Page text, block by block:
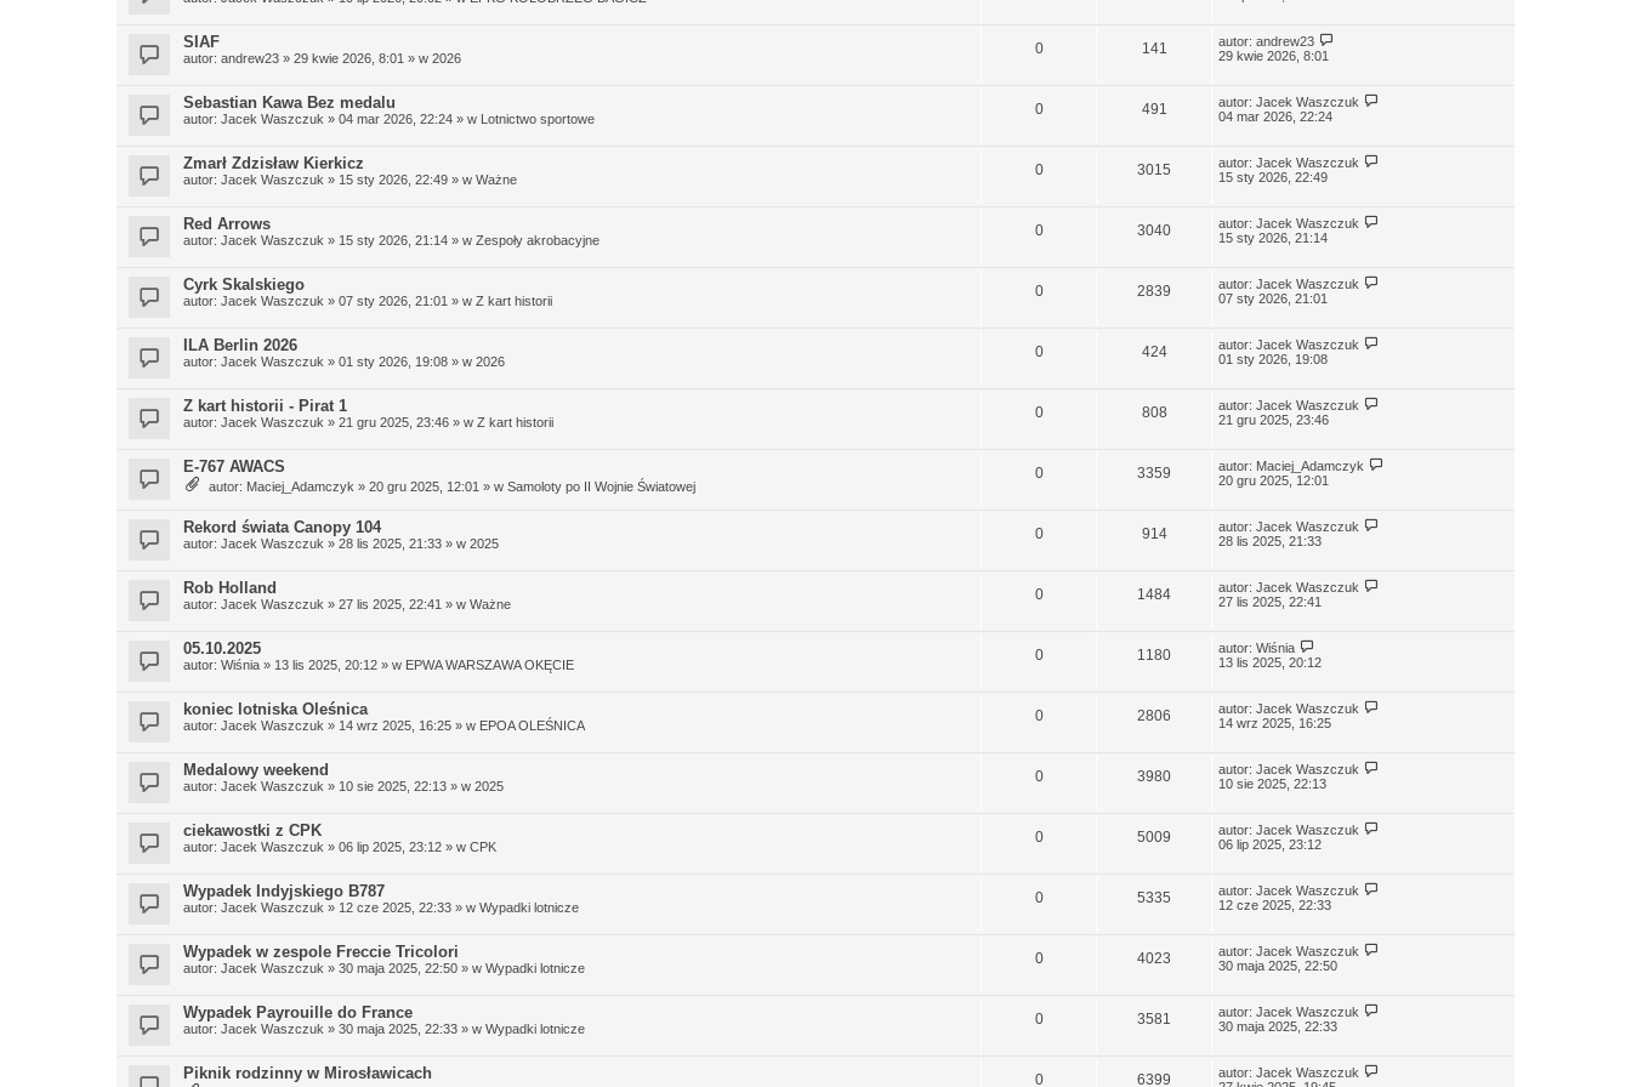
SIAF
autor: andrew23 » 29 kwie 2026, 8:01 » w 2026
0 141 autor: andrew23
29 kwie 2026, 8:01
Sebastian Kawa Bez medalu
autor: Jacek Waszczuk » 04 mar 2026, 22:24 » w Lotnictwo sportowe
0 491 autor: Jacek Waszczuk
04 mar 2026, 22:24
Zmarł Zdzisław Kierkicz
autor: Jacek Waszczuk » 15 sty 2026, 22:49 » w Ważne
0 3015 autor: Jacek Waszczuk
15 sty 2026, 22:49
Red Arrows
autor: Jacek Waszczuk » 15 sty 2026, 21:14 » w Zespoły akrobacyjne
0 3040 autor: Jacek Waszczuk
15 sty 2026, 21:14
Cyrk Skalskiego
autor: Jacek Waszczuk » 07 sty 2026, 21:01 » w Z kart historii
0 2839 autor: Jacek Waszczuk
07 sty 2026, 21:01
ILA Berlin 2026
autor: Jacek Waszczuk » 01 sty 2026, 19:08 » w 2026
0 424 autor: Jacek Waszczuk
01 sty 2026, 19:08
Z kart historii - Pirat 1
autor: Jacek Waszczuk » 21 gru 2025, 23:46 » w Z kart historii
0 808 autor: Jacek Waszczuk
21 gru 2025, 23:46
E-767 AWACS
autor: Maciej_Adamczyk » 20 gru 2025, 12:01 » w Samoloty po II Wojnie Światowej
0 3359 autor: Maciej_Adamczyk
20 gru 2025, 12:01
Rekord świata Canopy 104
autor: Jacek Waszczuk » 28 lis 2025, 21:33 » w 2025
0 914 autor: Jacek Waszczuk
28 lis 2025, 21:33
Rob Holland
autor: Jacek Waszczuk » 27 lis 2025, 22:41 » w Ważne
0 1484 autor: Jacek Waszczuk
27 lis 2025, 22:41
05.10.2025
autor: Wiśnia » 13 lis 2025, 20:12 » w EPWA WARSZAWA OKĘCIE
0 1180 autor: Wiśnia
13 lis 2025, 20:12
koniec lotniska Oleśnica
autor: Jacek Waszczuk » 14 wrz 2025, 16:25 » w EPOA OLEŚNICA
0 2806 autor: Jacek Waszczuk
14 wrz 2025, 16:25
Medalowy weekend
autor: Jacek Waszczuk » 10 sie 2025, 22:13 » w 2025
0 3980 autor: Jacek Waszczuk
10 sie 2025, 22:13
ciekawostki z CPK
autor: Jacek Waszczuk » 06 lip 2025, 23:12 » w CPK
0 5009 autor: Jacek Waszczuk
06 lip 2025, 23:12
Wypadek Indyjskiego B787
autor: Jacek Waszczuk » 12 cze 2025, 22:33 » w Wypadki lotnicze
0 5335 autor: Jacek Waszczuk
12 cze 2025, 22:33
Wypadek w zespole Freccie Tricolori
autor: Jacek Waszczuk » 30 maja 2025, 22:50 » w Wypadki lotnicze
0 4023 autor: Jacek Waszczuk
30 maja 2025, 22:50
Wypadek Payrouille do France
autor: Jacek Waszczuk » 30 maja 2025, 22:33 » w Wypadki lotnicze
0 3581 autor: Jacek Waszczuk
30 maja 2025, 22:33
Piknik rodzinny w Mirosławicach 0 6399 autor: Jacek Waszczuk